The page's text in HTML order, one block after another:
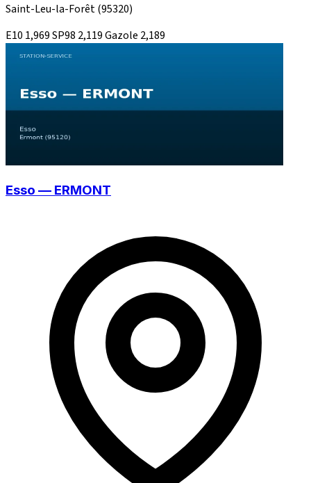
Saint-Leu-la-Forêt(95320)
E10 1,969SP98 2,119Gazole 2,189
Esso — ERMONT